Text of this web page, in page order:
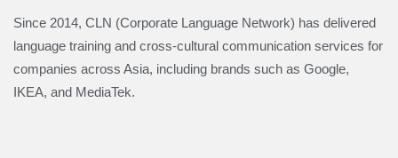
Since 2014, CLN (Corporate Language Network) has delivered
language training and cross-cultural communication services for
companies across Asia, including brands such as Google,
IKEA, and MediaTek.